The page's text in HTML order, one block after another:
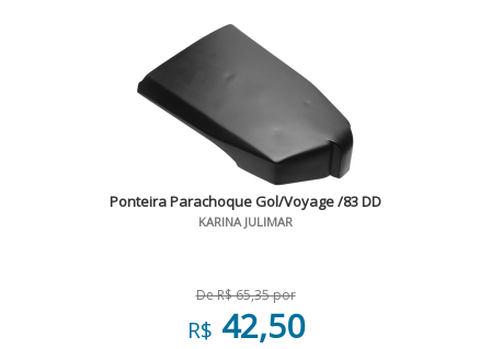
Ponteira Parachoque Gol/Voyage /83 DD
KARINA JULIMAR
De R$ 65,35 por
R$ 42,50